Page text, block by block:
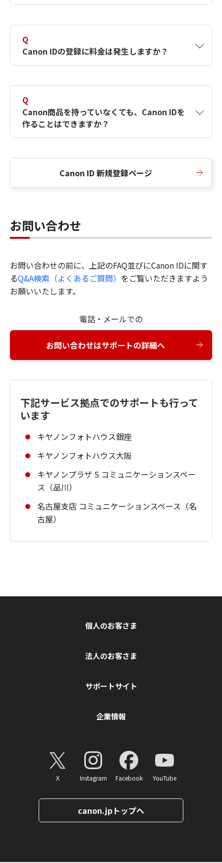
択したサービスから取得します。アカウントを
簡単に作成できるように、この情報を使用して
Canon IDの登録フォームを入力します。
Q
Canon IDの登録に料金は発生しますか？
Q
Canon商品を持っていなくても、Canon IDを
作ることはできますか？
Canon ID 新規登録ページ
お問い合わせ
お問い合わせの前に、上記のFAQ並びにCanon IDに関す
るQ&A検索（よくあるご質問） をご覧いただきますよう
お願いいたします。
電話・メールでの
お問い合わせはサポートの詳細へ
下記サービス拠点でのサポートも行って
います
キヤノンフォトハウス銀座
キヤノンフォトハウス大阪
キヤノンプラザ S コミュニケーションスペー
ス（品川）
名古屋支店 コミュニケーションスペース（名
古屋）
個人のお客さま
法人のお客さま
サポートサイト
企業情報
X Instagram Facebook YouTube
canon.jpトップへ